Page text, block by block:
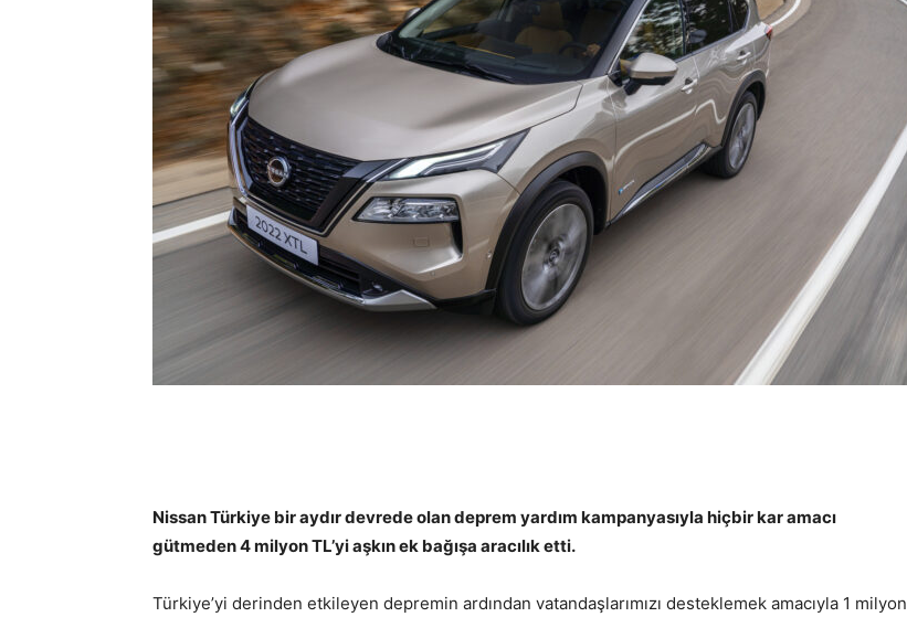
Nissan Türkiye bir aydır devrede olan deprem yardım kampanyasıyla hiçbir kar amacı
gütmeden 4 milyon TL’yi aşkın ek bağışa aracılık etti.
Türkiye’yi derinden etkileyen depremin ardından vatandaşlarımızı desteklemek amacıyla 1 milyon